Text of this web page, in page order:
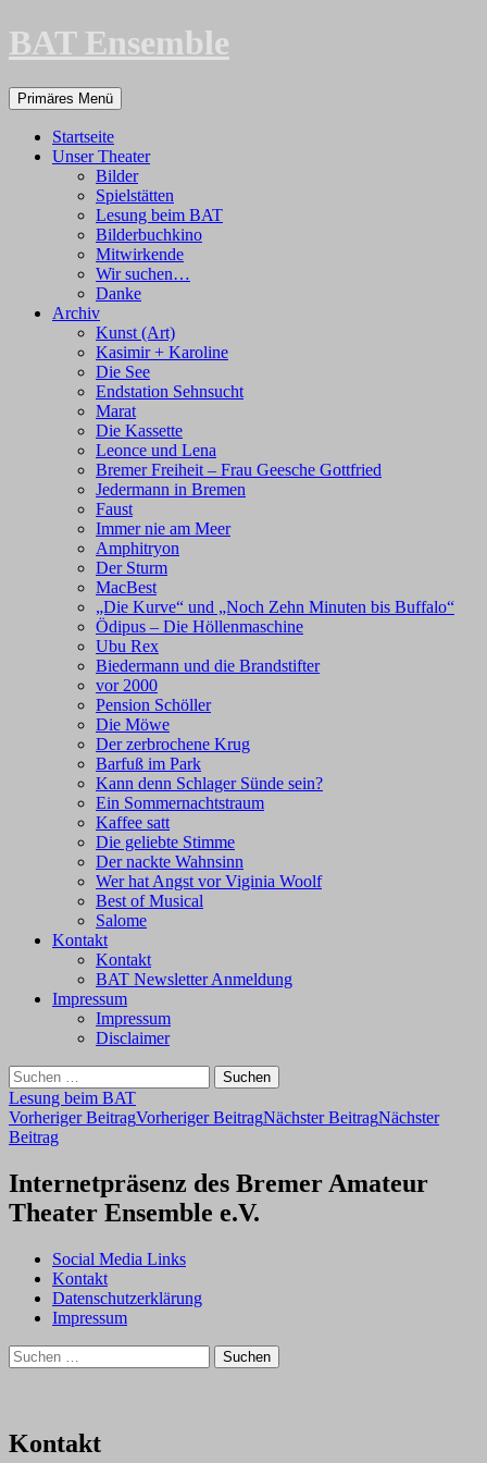
Zum
Inhalt
BAT Ensemble
Suchen
Primäres Menü
Startseite
Unser Theater
Bilder
Spielstätten
Lesung beim BAT
Bilderbuchkino
Mitwirkende
Wir suchen…
Danke
Archiv
Kunst (Art)
Kasimir + Karoline
Die See
Endstation Sehnsucht
Marat
Die Kassette
Leonce und Lena
Bremer Freiheit – Frau Geesche Gottfried
Jedermann in Bremen
Faust
Immer nie am Meer
Amphitryon
Der Sturm
MacBest
„Die Kurve“ und „Noch Zehn Minuten bis Buffalo“
Ödipus – Die Höllenmaschine
Ubu Rex
Biedermann und die Brandstifter
vor 2000
Pension Schöller
Die Möwe
Der zerbrochene Krug
Barfuß im Park
Kann denn Schlager Sünde sein?
Ein Sommernachtstraum
Kaffee satt
Die geliebte Stimme
Der nackte Wahnsinn
Wer hat Angst vor Viginia Woolf
Best of Musical
Salome
Kontakt
Kontakt
BAT Newsletter Anmeldung
Impressum
Impressum
Disclaimer
Suchen
nach:
Lesung beim BAT
Beitragsnavigation
Vorheriger BeitragVorheriger BeitragNächster BeitragNächster
Beitrag
Internetpräsenz des Bremer Amateur
Theater Ensemble e.V.
Social Media Links
Kontakt
Datenschutzerklärung
Impressum
Suchen
nach:
Kontakt